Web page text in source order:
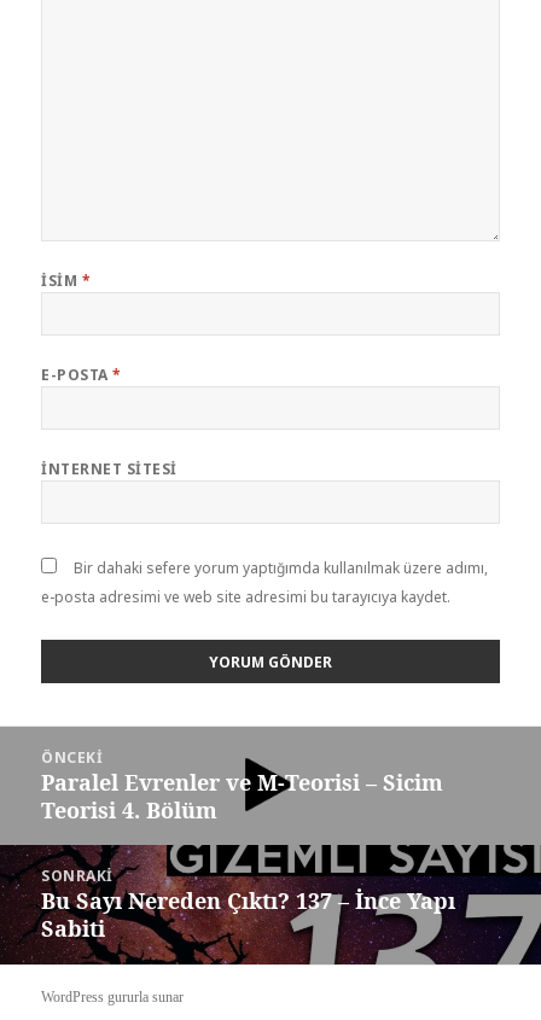
İSIM *
E-POSTA*
İNTERNET SITESI
Bir dahaki sefere yorum yaptığımda kullanılmak üzere adımı,
e-posta adresimi ve web site adresimi bu tarayıcıya kaydet.
dolaşımı
ÖNCEKI
Önceki
yazı:
Paralel Evrenler ve M-Teorisi – Sicim
Teorisi 4. Bölüm
SONRAKI
Sonraki
yazı:
Bu Sayı Nereden Çıktı? 137 – İnce Yapı
Sabiti
WordPress gururla sunar